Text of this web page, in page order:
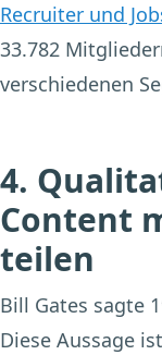
Recruiter und
33.782
verschiedenen
4.
Content
teilen
Bill Gates sagte
Diese Aussage